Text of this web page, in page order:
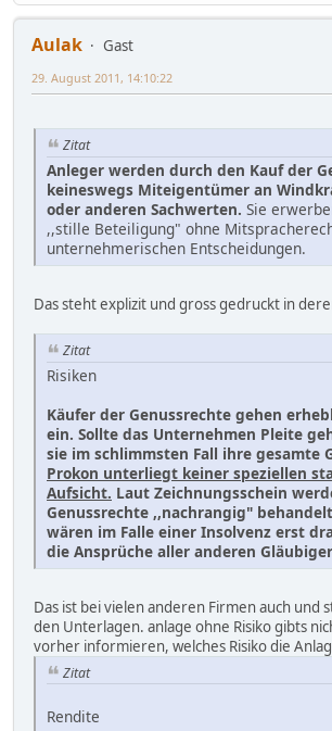
Aulak
Gast
29. August 2011, 14:10:22
Zitat
Anleger werden durch den Kauf der
keineswegs Miteigentümer an
oder anderen Sachwerten. Sie
,,stille Beteiligung" ohne
unternehmerischen Entscheidungen.
Das steht explizit und gross gedruckt in
Zitat
Risiken
Käufer der Genussrechte gehen
ein. Sollte das Unternehmen Pleite
sie im schlimmsten Fall ihre gesamte
Prokon unterliegt keiner speziellen
Aufsicht. Laut Zeichnungsschein
Genussrechte ,,nachrangig"
wären im Falle einer Insolvenz erst
die Ansprüche aller anderen
Das ist bei vielen anderen Firmen auch und
den Unterlagen. anlage ohne Risiko gibts
vorher informieren, welches Risiko die
Zitat
Rendite